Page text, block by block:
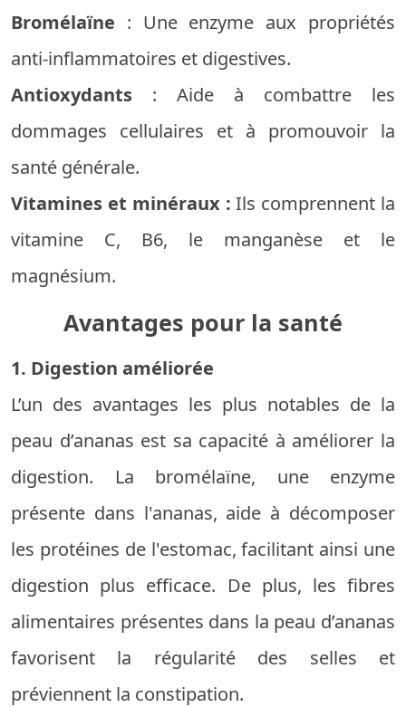
Bromélaïne : Une enzyme aux propriétés
anti-inflammatoires et digestives.
Antioxydants : Aide à combattre les
dommages cellulaires et à promouvoir la
santé générale.
Vitamines et minéraux : Ils comprennent la
vitamine C, B6, le manganèse et le
magnésium.
Avantages pour la santé
1. Digestion améliorée
L’un des avantages les plus notables de la
peau d’ananas est sa capacité à améliorer la
digestion. La bromélaïne, une enzyme
présente dans l'ananas, aide à décomposer
les protéines de l'estomac, facilitant ainsi une
digestion plus efficace. De plus, les fibres
alimentaires présentes dans la peau d’ananas
favorisent la régularité des selles et
préviennent la constipation.